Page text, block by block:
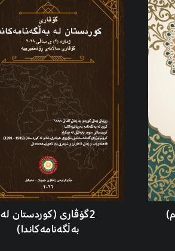
2گۆڤاری (کوردستان لە
بەڵگەنامەکاندا)